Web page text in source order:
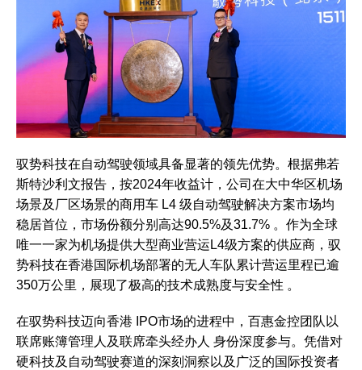
驭势科技在自动驾驶领域具备显著的领先优势。根据弗若
斯特沙利文报告，按2024年收益计，公司在大中华区机场
场景及厂区场景的商用车 L4 级自动驾驶解决方案市场均
稳居首位，市场份额分别高达90.5%及31.7% 。作为全球
唯一一家为机场提供大型商业营运L4级方案的供应商，驭
势科技在香港国际机场部署的无人车队累计营运里程已逾
350万公里，展现了极高的技术成熟度与安全性 。
在驭势科技迈向香港 IPO市场的进程中，百惠金控团队以
联席账簿管理人及联席牵头经办人 身份深度参与。凭借对
硬科技及自动驾驶赛道的深刻洞察以及广泛的国际投资者